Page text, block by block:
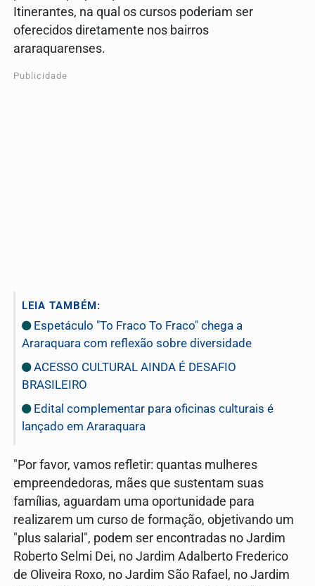
Itinerantes, na qual os cursos poderiam ser
oferecidos diretamente nos bairros
araraquarenses.
Publicidade
LEIA TAMBÉM:
Espetáculo "To Fraco To Fraco" chega a
Araraquara com reflexão sobre diversidade
ACESSO CULTURAL AINDA É DESAFIO
BRASILEIRO
Edital complementar para oficinas culturais é
lançado em Araraquara
"Por favor, vamos refletir: quantas mulheres
empreendedoras, mães que sustentam suas
famílias, aguardam uma oportunidade para
realizarem um curso de formação, objetivando um
"plus salarial", podem ser encontradas no Jardim
Roberto Selmi Dei, no Jardim Adalberto Frederico
de Oliveira Roxo, no Jardim São Rafael, no Jardim